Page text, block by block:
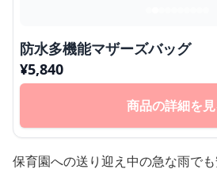
防水多機能マザーズバッグ
¥5,840
商品の詳細を
保育園への送り迎え中の急な雨で